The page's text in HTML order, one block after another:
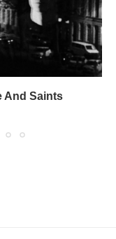
And Saints